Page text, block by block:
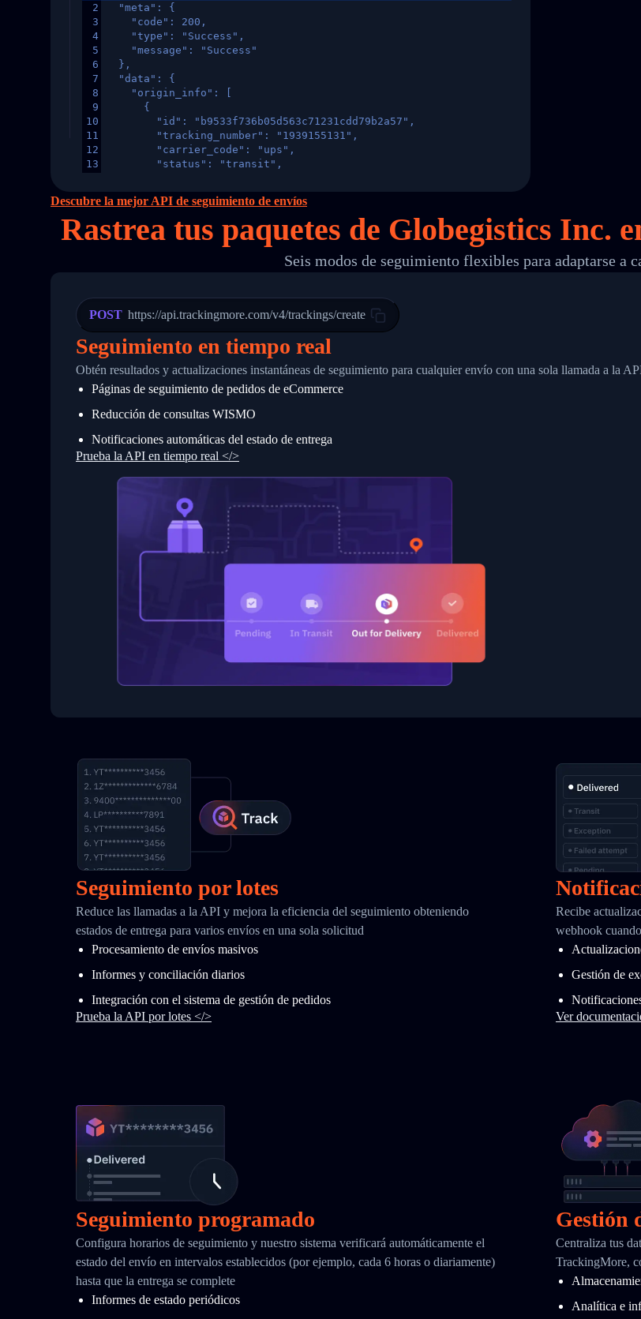
2
3
4
5
6
7
8
9
10
11
12
13
16
18
24
25
26
27
28
29
31
32
34
  "meta": {
    "code": 200,
    "type": "Success",
    "message": "Success"
  },
  "data": {
    "origin_info": [
      {
        "id": "b9533f736b05d563c71231cdd79b2a57",
        "tracking_number": "1939155131",
        "carrier_code": "ups",
        "status": "transit",
        "itemTimeLength": 2,
        "weblink": "",
        "phone": null,
        "trackinfo": [
"Details": "Departed Facility in HONG KONG-HONG KONG, HONG KONG-HONG
          },
          {
            "Date": "2017-03-06 15:28:00",
            "StatusDescription": "Shipment picked up",
            "Details": "BEIJING-CHINA,PEOPLES REPUBLIC"
          }
      }
    ]
}
Descubre la mejor API de seguimiento de envíos
Rastrea tus paquetes de Globegistics Inc.
Seis modos de seguimiento flexibles para adaptarse a
POST https://api.trackingmore.com/v4/trackings/create
Seguimiento en tiempo real
Obtén resultados y actualizaciones instantáneas de seguimiento para cualquier envío con una sola llamada a la
Páginas de seguimiento de pedidos de eCommerce
Reducción de consultas WISMO
Notificaciones automáticas del estado de entrega
Prueba la API en tiempo real </>
Seguimiento por lotes
Reduce las llamadas a la API y mejora la eficiencia del seguimiento obteniendo
estados de entrega para varios envíos en una sola solicitud
Procesamiento de envíos masivos
Informes y conciliación diarios
Integración con el sistema de gestión de pedidos
Prueba la API por lotes </>
Recibe
webhook
Gestión de
Ver
Seguimiento programado
Configura horarios de seguimiento y nuestro sistema verificará automáticamente el
estado del envío en intervalos establecidos (por ejemplo, cada 6 horas o diariamente)
hasta que la entrega se complete
Informes de estado periódicos
Gestión
Centraliza tus
TrackingMore,
Analítica e